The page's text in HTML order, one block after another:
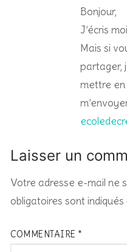
Bonjour,
J’écris
Mais si
partager,
mettre en
Laisser un
Votre adresse e-mail ne
obligatoires sont
COMMENTAIRE *